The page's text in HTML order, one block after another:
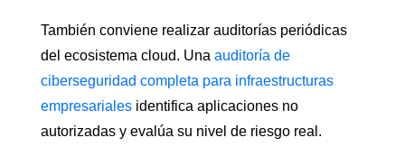
También conviene realizar auditorías periódicas
del ecosistema cloud. Una auditoría de
ciberseguridad completa para infraestructuras
empresarialesidentifica aplicaciones no
autorizadas y evalúa su nivel de riesgo real.